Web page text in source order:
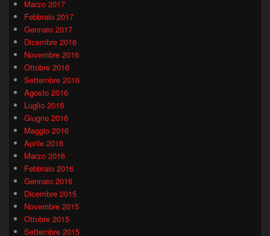
Marzo 2017
Febbraio 2017
Gennaio 2017
Dicembre 2016
Novembre 2016
Ottobre 2016
Settembre 2016
Agosto 2016
Luglio 2016
Giugno 2016
Maggio 2016
Aprile 2016
Marzo 2016
Febbraio 2016
Gennaio 2016
Dicembre 2015
Novembre 2015
Ottobre 2015
Settembre 2015